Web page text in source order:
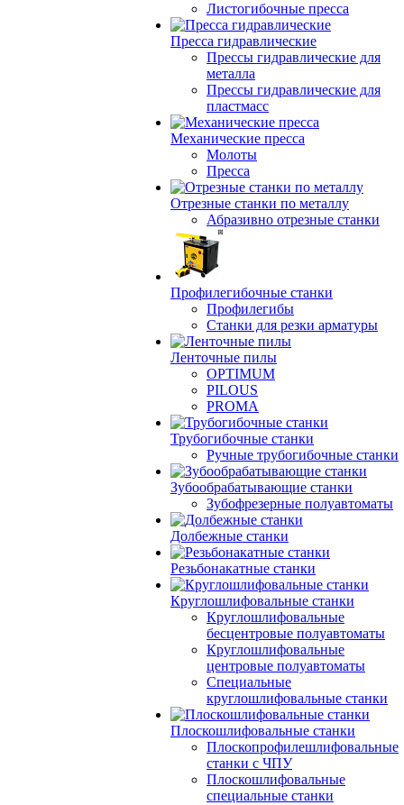
Листогибочные пресса
Пресса гидравлические
Прессы гидравлические для
металла
Прессы гидравлические для
пластмасс
Механические пресса
Молоты
Пресса
Отрезные станки по металлу
Абразивно отрезные станки
Профилегибочные станки
Профилегибы
Станки для резки арматуры
Ленточные пилы
OPTIMUM
PILOUS
PROMA
Трубогибочные станки
Ручные трубогибочные станки
Зубообрабатывающие станки
Зубофрезерные полуавтоматы
Долбежные станки
Резьбонакатные станки
Круглошлифовальные станки
Круглошлифовальные
бесцентровые полуавтоматы
Круглошлифовальные
центровые полуавтоматы
Специальные
круглошлифовальные станки
Плоскошлифовальные станки
Плоскопрофилешлифовальные
станки с ЧПУ
Плоскошлифовальные
специальные станки